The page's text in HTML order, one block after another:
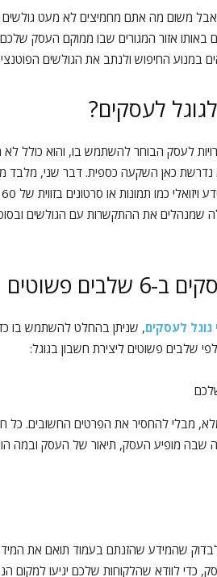
משום מה אתם מחמיצים לא מעט גולשים
באותו אזור המגורים שבו ממוקם העסק
במנוע החיפוש ולנתב את הגולשים
לעסקים?
לעסק הבוחר להשתמש בו, והוא כולל לא
נדרשת כאן השקעה כספית. דבר שני, מלבד
את ההתקשרות עם הגולשים
פשוטים
גוגל לעסקים, שניתן בהחלט להשתמש בו
שלבים פשוטים ליצירת חשבון בגוגל:
מבלי להחסיר את הפרטים החשובים. כל
שבה מופיע העסק, תיאור של העסק ובמה
שהמידע שהזנתם בעמוד תואם את
לוודא שהלקוחות שלכם יגיעו למקום